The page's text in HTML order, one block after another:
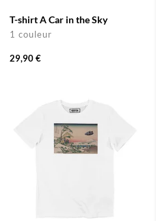
T-shirt A Car in the Sky
1 couleur
29,90 €